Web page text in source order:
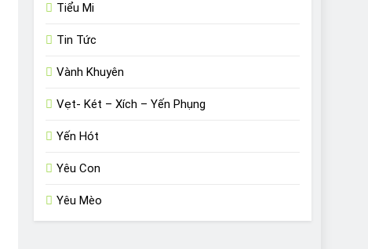
Tiểu Mi
Tin Tức
Vành Khuyên
Vẹt- Két – Xích – Yến Phụng
Yến Hót
Yêu Con
Yêu Mèo